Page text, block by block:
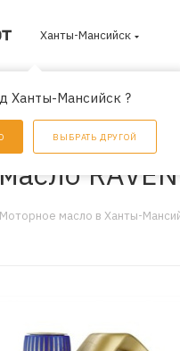
Ханты-Мансийск
Ханты-Мансийск ?
ВЫБРАТЬ ДРУГОЙ
АКЦИИ
Моторное масло в Ханты-